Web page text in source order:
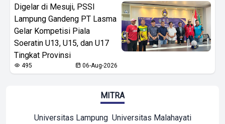
Digelar di Mesuji, PSSI
Lampung Gandeng PT Lasma
Gelar Kompetisi Piala
Soeratin U13, U15, dan U17
Tingkat Provinsi
495 06-Aug-2026
MITRA
Universitas Lampung Universitas Malahayati